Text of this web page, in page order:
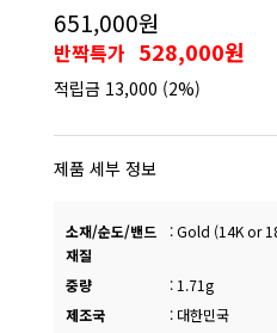
651,000원
반짝특가 528,000원
적립금 13,000 (2%)
제품 세부 정보
소재/순도/밴드
재질
:Gold (14K or
중량 : 1.71g
제조국
: 대한민국